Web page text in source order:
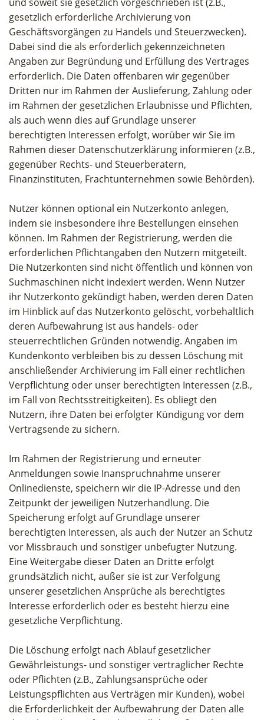
gesetzlich erforderliche Archivierung von
Geschäftsvorgängen zu Handels und Steuerzwecken).
Dabei sind die als erforderlich gekennzeichneten
Angaben zur Begründung und Erfüllung des Vertrages
erforderlich. Die Daten offenbaren wir gegenüber
Dritten nur im Rahmen der Auslieferung, Zahlung oder
im Rahmen der gesetzlichen Erlaubnisse und Pflichten,
als auch wenn dies auf Grundlage unserer
berechtigten Interessen erfolgt, worüber wir Sie im
Rahmen dieser Datenschutzerklärung informieren (z.B.,
gegenüber Rechts- und Steuerberatern,
Finanzinstituten, Frachtunternehmen sowie Behörden).
Nutzer können optional ein Nutzerkonto anlegen,
indem sie insbesondere ihre Bestellungen einsehen
können. Im Rahmen der Registrierung, werden die
erforderlichen Pflichtangaben den Nutzern mitgeteilt.
Die Nutzerkonten sind nicht öffentlich und können von
Suchmaschinen nicht indexiert werden. Wenn Nutzer
ihr Nutzerkonto gekündigt haben, werden deren Daten
im Hinblick auf das Nutzerkonto gelöscht, vorbehaltlich
deren Aufbewahrung ist aus handels- oder
steuerrechtlichen Gründen notwendig. Angaben im
Kundenkonto verbleiben bis zu dessen Löschung mit
anschließender Archivierung im Fall einer rechtlichen
Verpflichtung oder unser berechtigten Interessen (z.B.,
im Fall von Rechtsstreitigkeiten). Es obliegt den
Nutzern, ihre Daten bei erfolgter Kündigung vor dem
Vertragsende zu sichern.
Im Rahmen der Registrierung und erneuter
Anmeldungen sowie Inanspruchnahme unserer
Onlinedienste, speichern wir die IP-Adresse und den
Zeitpunkt der jeweiligen Nutzerhandlung. Die
Speicherung erfolgt auf Grundlage unserer
berechtigten Interessen, als auch der Nutzer an Schutz
vor Missbrauch und sonstiger unbefugter Nutzung.
Eine Weitergabe dieser Daten an Dritte erfolgt
grundsätzlich nicht, außer sie ist zur Verfolgung
unserer gesetzlichen Ansprüche als berechtigtes
Interesse erforderlich oder es besteht hierzu eine
gesetzliche Verpflichtung.
Die Löschung erfolgt nach Ablauf gesetzlicher
Gewährleistungs- und sonstiger vertraglicher Rechte
oder Pflichten (z.B., Zahlungsansprüche oder
Leistungspflichten aus Verträgen mir Kunden), wobei
die Erforderlichkeit der Aufbewahrung der Daten alle